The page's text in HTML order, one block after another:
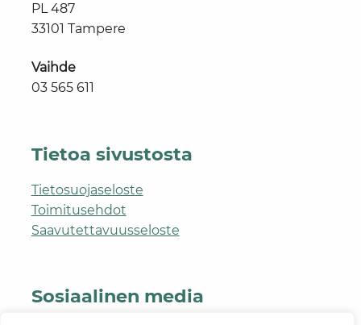
PL 487
33101 Tampere
Vaihde
03 565 611
Tietoa sivustosta
Tietosuojaseloste
Toimitusehdot
Saavutettavuusseloste
Sosiaalinen media